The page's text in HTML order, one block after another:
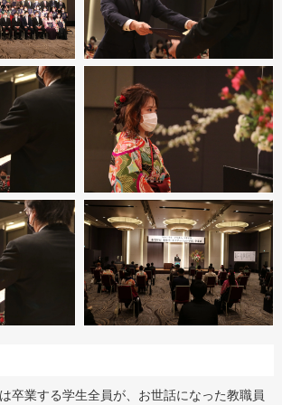
卒業する学生全員が、お世話になった教職員